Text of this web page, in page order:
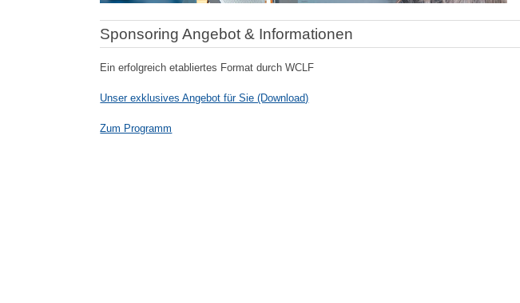
Sponsoring Angebot & Informationen
Ein erfolgreich etabliertes Format durch WCLF
Unser exklusives Angebot für Sie (Download)
Zum Programm